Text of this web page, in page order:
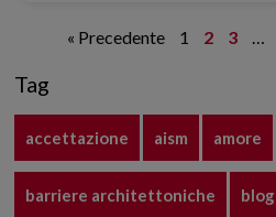
« Precedente 1 2 3 …
Tag
accettazione aism amore
barriere architettoniche blog